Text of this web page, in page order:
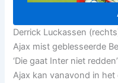
Derrick Luckassen
Ajax mist geblesseerde
‘Die gaat Inter niet redden’
Ajax kan vanavond in